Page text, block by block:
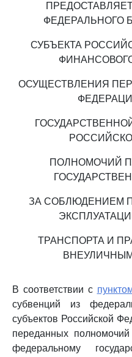
ФЕДЕРАЛЬНОГО
СУБЪЕКТА
ОСУЩЕСТВЛЕНИЯ
ПОЛНОМОЧИЙ
ЗА СОБЛЮДЕНИЕМ
ТРАНСПОРТА И
В соответствии с
субвенций из
субъектов Российской
переданных
федеральному